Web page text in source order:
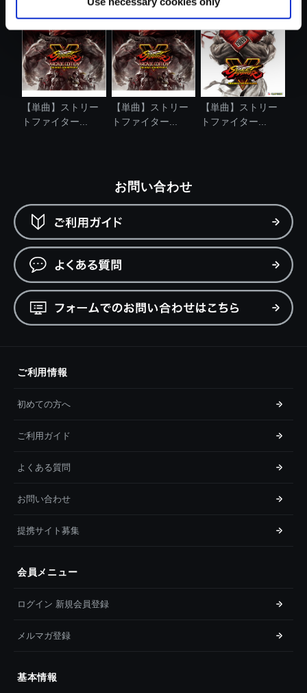
【単曲】ストリー
トファイター...
【単曲】ストリー
トファイター...
【単曲】ストリー
トファイター...
お問い合わせ
ご利用情報
初めての方へ
ご利用ガイド
よくある質問
お問い合わせ
提携サイト募集
会員メニュー
ログイン 新規会員登録
メルマガ登録
基本情報